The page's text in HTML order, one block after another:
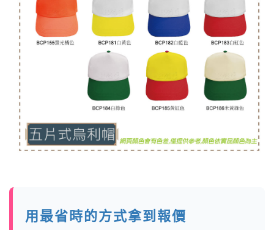
用最省時的方式拿到報價